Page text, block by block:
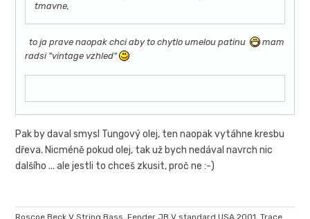
tmavne,
to ja prave naopak chci aby to chytlo umelou patinu
mam
radsi "vintage vzhled"
Pak by daval smysl Tungový olej, ten naopak vytáhne kresbu
dřeva. Nicméně pokud olej, tak už bych nedával navrch nic
dalšího ... ale jestli to chceš zkusit, proč ne :-)